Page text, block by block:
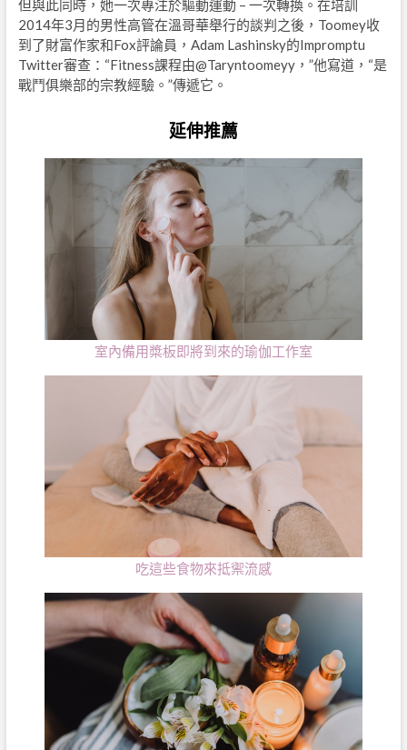
但與此同時，她一次專注於驅動運動 – 一次轉換。在培訓
2014年3月的男性高管在溫哥華舉行的談判之後，Toomey收
到了財富作家和Fox評論員，Adam Lashinsky的Impromptu
Twitter審查：“Fitness課程由@Taryntoomeyy，”他寫道，“是
戰鬥俱樂部的宗教經驗。”傳遞它。
延伸推薦
室內備用槳板即將到來的瑜伽工作室
吃這些食物來抵禦流感